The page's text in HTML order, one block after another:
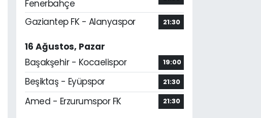
Fenerbahçe
Gaziantep FK - Alanyaspor 21:30
16 Ağustos, Pazar
Başakşehir - Kocaelispor
19:00
Beşiktaş - Eyüpspor 21:30
Amed - Erzurumspor FK 21:30